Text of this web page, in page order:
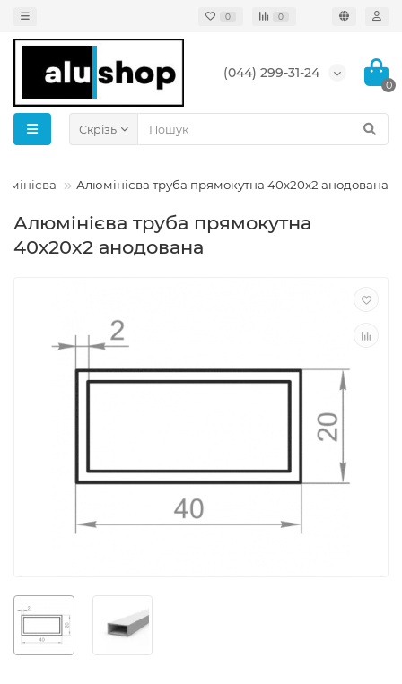
0 0
(044) 299-31-24
0
Скрізь
Алюмінієва труба прямокутна 40х20x2 анодована
Алюмінієва труба прямокутна
40х20x2 анодована